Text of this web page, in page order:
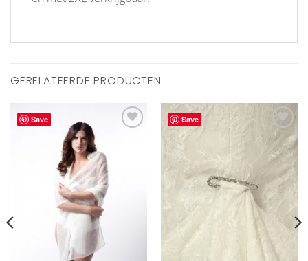
GERELATEERDE PRODUCTEN
Save
toevoegen
Save
Aan
verlanglijst
toevoegen